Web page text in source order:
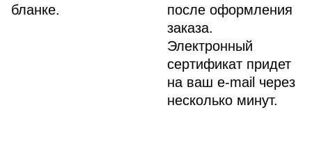
бланке.
после оформления
заказа.
Электронный
сертификат придет
на ваш e-mail через
несколько минут.